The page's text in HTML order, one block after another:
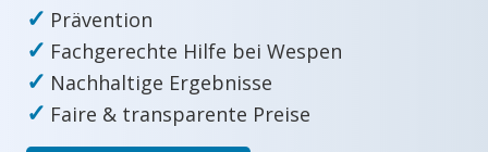
✓ Prävention
✓ Fachgerechte Hilfe bei Wespen
✓ Nachhaltige Ergebnisse
✓ Faire & transparente Preise